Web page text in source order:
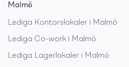
Malmö
Lediga Kontorslokaler i Malmö
Lediga Co-work i Malmö
Lediga Lagerlokaler i Malmö